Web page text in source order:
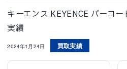
キーエンス KEYENCE バーコ
実績
2024年1月24日 買取実績